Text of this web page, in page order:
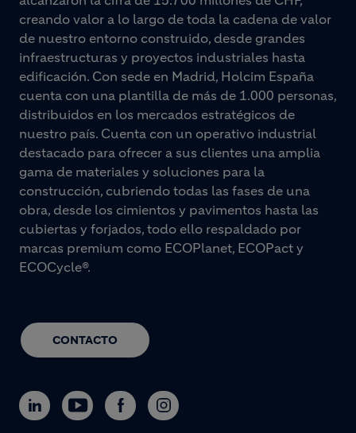
CONTACTO
creando valor a lo largo de toda la cadena de valor
de nuestro entorno construido, desde grandes
infraestructuras y proyectos industriales hasta
edificación. Con sede en Madrid, Holcim España
cuenta con una plantilla de más de 1.000 personas,
distribuidos en los mercados estratégicos de
nuestro país. Cuenta con un operativo industrial
destacado para ofrecer a sus clientes una amplia
gama de materiales y soluciones para la
construcción, cubriendo todas las fases de una
obra, desde los cimientos y pavimentos hasta las
cubiertas y forjados, todo ello respaldado por
marcas premium como ECOPlanet, ECOPact y
ECOCycle®.